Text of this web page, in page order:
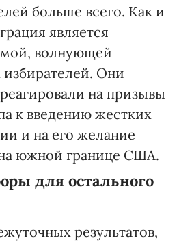
больше всего. Как и
является
волнующей
Они
на призывы
к введению жестких
и на его желание
южной границе США.
для остального
результатов,